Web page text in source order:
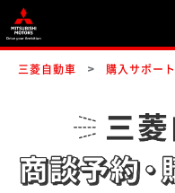
三菱自動車 購入サポート